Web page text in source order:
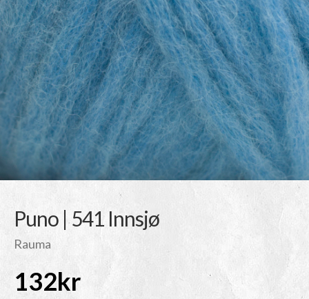
Puno | 541 Innsjø
Rauma
132kr